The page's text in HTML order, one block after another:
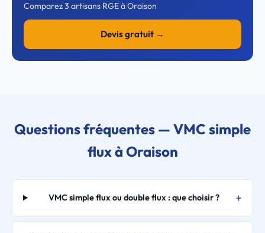
Comparez 3 artisans RGE à Oraison
Devis gratuit →
Questions fréquentes — VMC simple
flux à Oraison
VMC simple flux ou double flux : que choisir ?